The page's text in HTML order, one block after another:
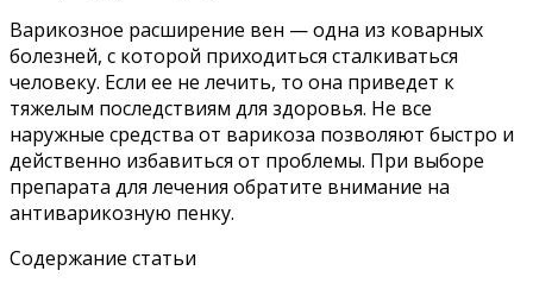
Варикозное расширение вен — одна из коварных
болезней, с которой приходиться сталкиваться
человеку. Если ее не лечить, то она приведет к
тяжелым последствиям для здоровья. Не все
наружные средства от варикоза позволяют быстро и
действенно избавиться от проблемы. При выборе
препарата для лечения обратите внимание на
антиварикозную пенку.
Содержание статьи